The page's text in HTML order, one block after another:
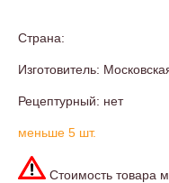
Страна:
Изготовитель:
Рецептурный: нет
меньше 5 шт.
Стоимость товара